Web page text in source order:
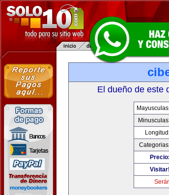
El dueño de este
Precio:
Visitar!